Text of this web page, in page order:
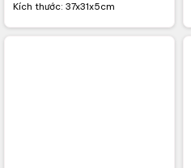
Kích thước: 37x31x5cm